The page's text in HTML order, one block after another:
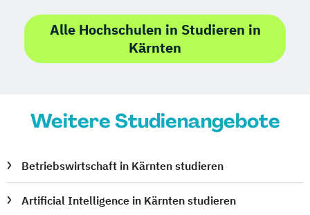
Alle Hochschulen in Studieren in
Kärnten
Weitere Studienangebote
Betriebswirtschaft in Kärnten studieren
Artificial Intelligence in Kärnten studieren